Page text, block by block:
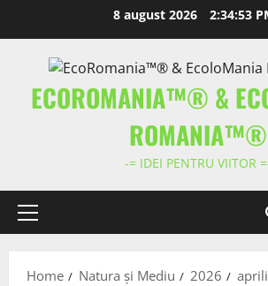
content
8 august 2026 2:34:54
ECOROMANIA™® &
ROMANIA™®
-= IDEI PENTRU VIITOR
Primary
Home Natura și Mediu 2026